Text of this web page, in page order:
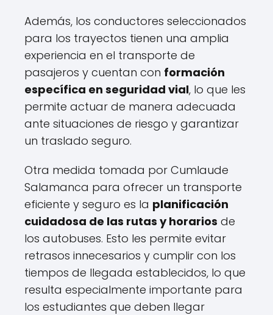
Además, los conductores seleccionados
para los trayectos tienen una amplia
experiencia en el transporte de
pasajeros y cuentan con formación
específica en seguridad vial, lo que les
permite actuar de manera adecuada
ante situaciones de riesgo y garantizar
un traslado seguro.
Otra medida tomada por Cumlaude
Salamanca para ofrecer un transporte
eficiente y seguro es la planificación
cuidadosa de las rutas y horarios de
los autobuses. Esto les permite evitar
retrasos innecesarios y cumplir con los
tiempos de llegada establecidos, lo que
resulta especialmente importante para
los estudiantes que deben llegar